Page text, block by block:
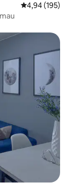
Средна
4,94 (195)